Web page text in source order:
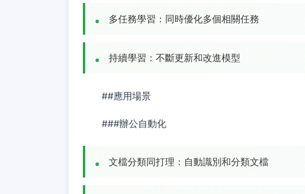
多任務學習：同時優化多個相關任務
持續學習：不斷更新和改進模型
##應用場景
###辦公自動化
文檔分類同打理：自動識別和分類文檔